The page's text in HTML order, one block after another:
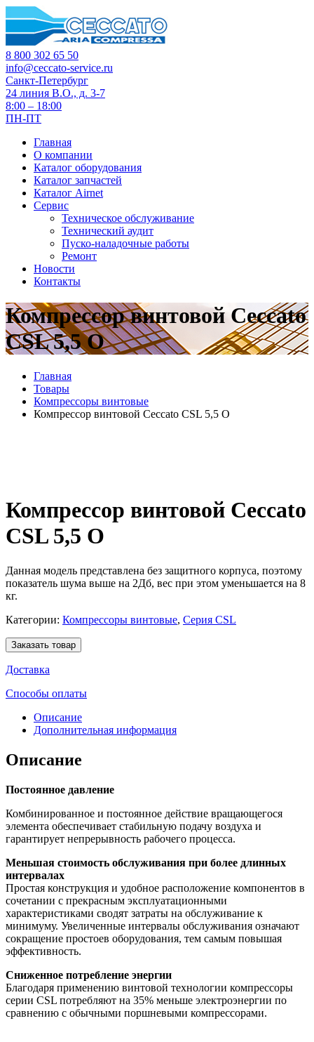
8 800 302 65 50
info@ceccato-service.ru
Санкт-Петербург
24 линия В.О., д. 3-7
8:00 – 18:00
ПН-ПТ
Главная
О компании
Каталог оборудования
Каталог запчастей
Каталог Airnet
Сервис
Техническое обслуживание
Технический аудит
Пуско-наладочные работы
Ремонт
Новости
Контакты
Компрессор винтовой Ceccato
CSL 5,5 O
Главная
Товары
Компрессоры винтовые
Компрессор винтовой Ceccato CSL 5,5 O
Компрессор винтовой Ceccato
CSL 5,5 O
Данная модель представлена без защитного корпуса, поэтому
показатель шума выше на 2Дб, вес при этом уменьшается на 8
кг.
Категории: Компрессоры винтовые, Серия CSL
Заказать товар
Доставка
Способы оплаты
Описание
Дополнительная информация
Описание
Постоянное давление
Комбинированное и постоянное действие вращающегося
элемента обеспечивает стабильную подачу воздуха и
гарантирует непрерывность рабочего процесса.
Меньшая стоимость обслуживания при более длинных
интервалах
Простая конструкция и удобное расположение компонентов в
сочетании с прекрасным эксплуатационными
характеристиками сводят затраты на обслуживание к
минимуму. Увеличенные интервалы обслуживания означают
сокращение простоев оборудования, тем самым повышая
эффективность.
Сниженное потребление энергии
Благодаря применению винтовой технологии компрессоры
серии CSL потребляют на 35% меньше электроэнергии по
сравнению с обычными поршневыми компрессорами.